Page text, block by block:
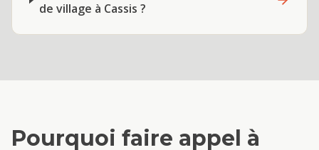
de village à Cassis ?
Pourquoi faire appel à